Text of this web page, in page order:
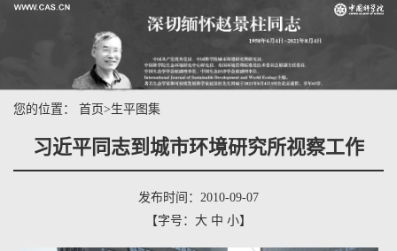
您的位置： 首页>生平图集
习近平同志到城市环境研究所视察工作
发布时间：2010-09-07
【字号： 大 中 小】